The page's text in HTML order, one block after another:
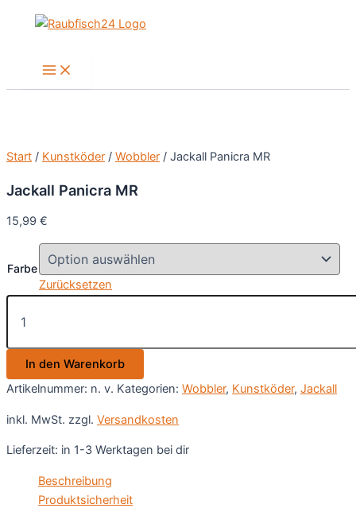
Main
Menu
Start / Kunstköder / Wobbler / Jackall Panicra MR
Jackall Panicra MR
15,99 €
Farbe
Zurücksetzen
Jackall
Panicra
Menge
In den Warenkorb
Artikelnummer: n. v. Kategorien: Wobbler, Kunstköder, Jackall
inkl. MwSt. zzgl. Versandkosten
Lieferzeit: in 1-3 Werktagen bei dir
Beschreibung
Produktsicherheit